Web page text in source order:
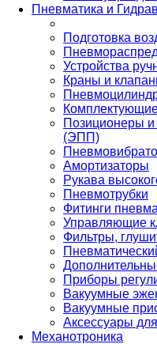
Пневматика и
Подготовка
Устройства
Краны и
Позиционеры и
(ЭПП)
Амортизаторы
Рукава
Пневмотрубки
Фитинги
Управляющие
Фильтры,
Приборы
Вакуумные
Вакуумные
Аксессуары
Механотроника